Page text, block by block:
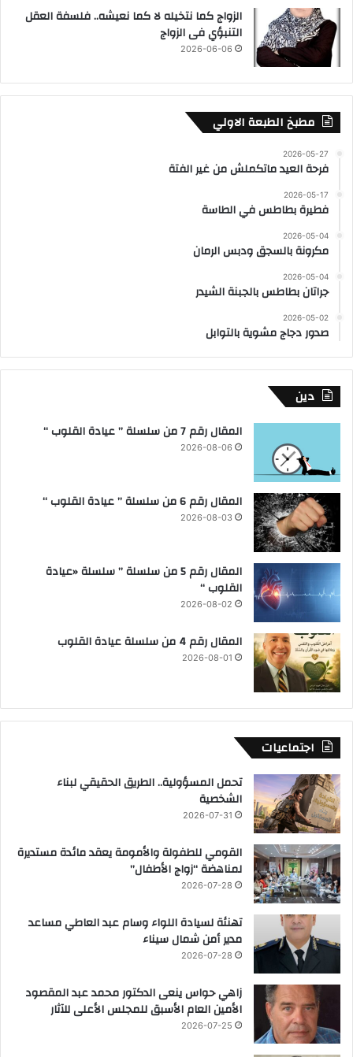
الزواج كما نتخيله لا كما نعيشه.. فلسفة العقل
التنبؤي فى الزواج
2026-06-06
مطبخ الطبعة الاولي
2026-05-27
فرحة العيد ماتكملش من غير الفتة
2026-05-17
فطيرة بطاطس في الطاسة
2026-05-04
مكرونة بالسجق ودبس الرمان
2026-05-04
جراتان بطاطس بالجبنة الشيدر
2026-05-02
صدور دجاج مشوية بالتوابل
دين
المقال رقم 7 من سلسلة ” عيادة القلوب “
2026-08-06
المقال رقم 6 من سلسلة ” عيادة القلوب “
2026-08-03
المقال رقم 5 من سلسلة ” سلسلة «عيادة
القلوب “
2026-08-02
المقال رقم 4 من سلسلة عيادة القلوب
2026-08-01
اجتماعيات
تحمل المسؤولية.. الطريق الحقيقي لبناء
الشخصية
2026-07-31
القومي للطفولة والأمومة يعقد مائدة مستديرة
لمناهضة “زواج الأطفال”
2026-07-28
تهنئة لسيادة اللواء وسام عبد العاطي مساعد
مدير أمن شمال سيناء
2026-07-28
زاهي حواس ينعى الدكتور محمد عبد المقصود
الأمين العام الأسبق للمجلس الأعلى للآثار
2026-07-25